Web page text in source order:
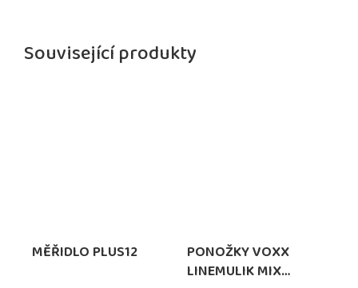
Související produkty
MĚŘIDLO PLUS12
PONOŽKY VOXX
LINEMULIK MIX